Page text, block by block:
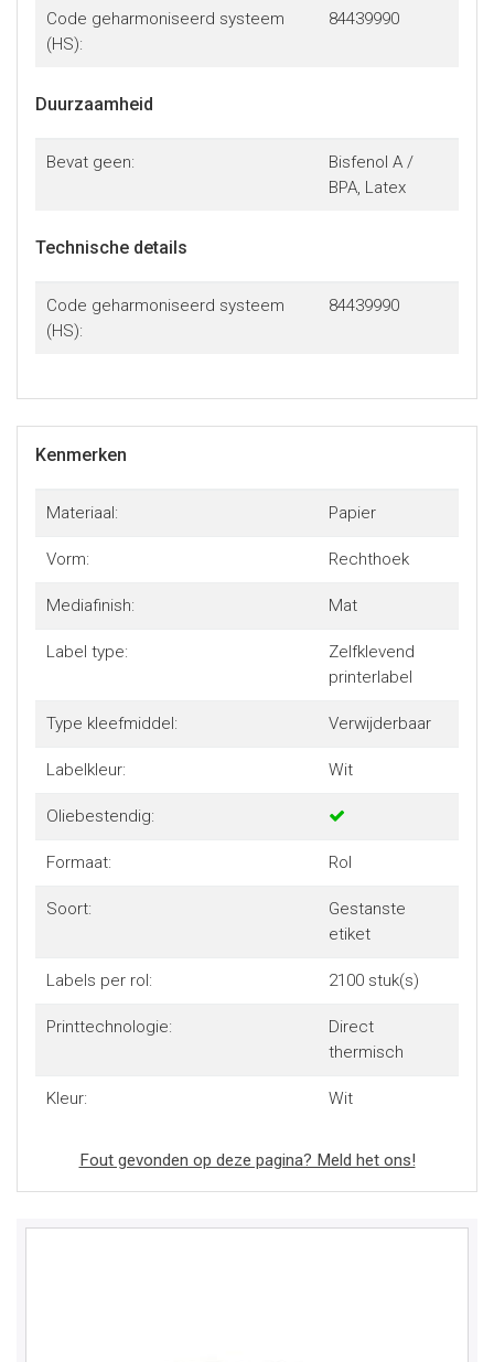
Code geharmoniseerd systeem
(HS):
84439990
Duurzaamheid
Bevat geen:
Bisfenol A /
BPA, Latex
Technische details
Code geharmoniseerd systeem
(HS):
84439990
Kenmerken
Materiaal: Papier
Vorm: Rechthoek
Mediafinish: Mat
Label type:
Zelfklevend
printerlabel
Type kleefmiddel: Verwijderbaar
Labelkleur: Wit
Oliebestendig:
Formaat: Rol
Soort:
Gestanste
etiket
Labels per rol: 2100 stuk(s)
Printtechnologie:
Direct
thermisch
Kleur: Wit
Fout gevonden op deze pagina? Meld het ons!